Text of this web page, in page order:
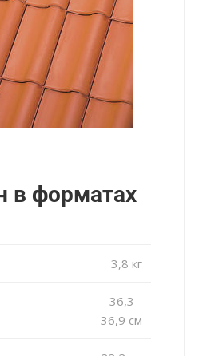
в форматах
3,8 кг
36,3 -
36,9 cм